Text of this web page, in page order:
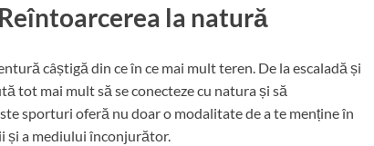
la natură
câștigă din ce în ce mai mult teren. De la escaladă și
tot mai mult să se conecteze cu natura și să
sporturi oferă nu doar o modalitate de a te menține în
și a mediului înconjurător.